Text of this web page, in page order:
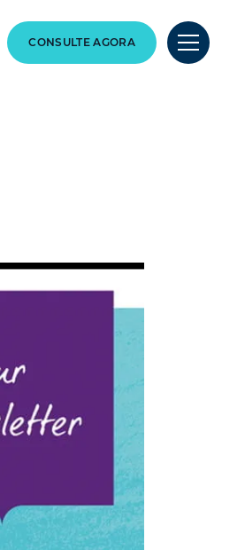
CONSULTE AGORA